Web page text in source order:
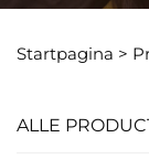
Startpagina >
ALLE